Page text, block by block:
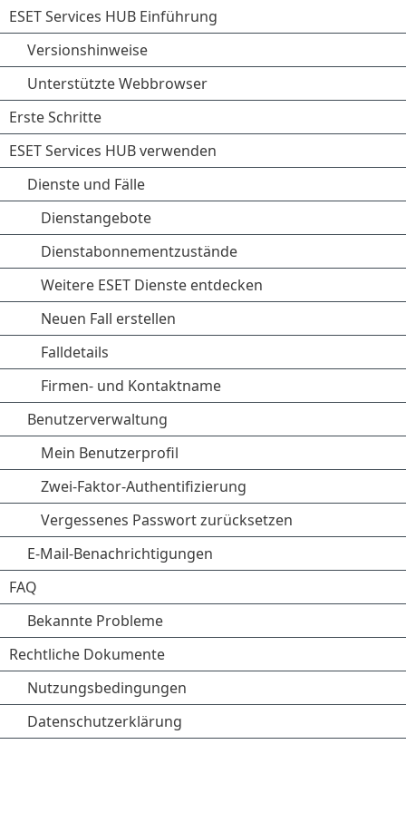
ESET Services HUB Einführung
Versionshinweise
Unterstützte Webbrowser
Erste Schritte
ESET Services HUB verwenden
Dienste und Fälle
Dienstangebote
Dienstabonnementzustände
Weitere ESET Dienste entdecken
Neuen Fall erstellen
Falldetails
Firmen- und Kontaktname
Benutzerverwaltung
Mein Benutzerprofil
Zwei-Faktor-Authentifizierung
Vergessenes Passwort zurücksetzen
E-Mail-Benachrichtigungen
FAQ
Bekannte Probleme
Rechtliche Dokumente
Nutzungsbedingungen
Datenschutzerklärung